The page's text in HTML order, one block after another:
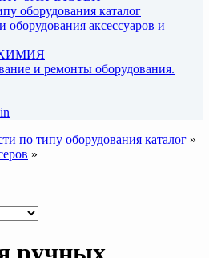
оборудования каталог
оборудования аксессуаров и
ХИМИЯ
и ремонты оборудования.
по типу оборудования каталог »
»